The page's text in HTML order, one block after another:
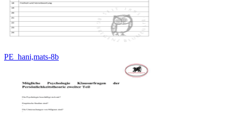
PE_hani,mats-8b